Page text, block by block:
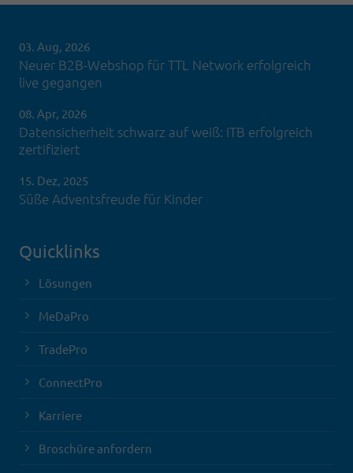
03. Aug, 2026
Neuer B2B-Webshop für TTL Network erfolgreich
live gegangen
08. Apr, 2026
Datensicherheit schwarz auf weiß: ITB erfolgreich
zertifiziert
15. Dez, 2025
Süße Adventsfreude für Kinder
Quicklinks
Lösungen
MeDaPro
TradePro
ConnectPro
Karriere
Broschüre anfordern